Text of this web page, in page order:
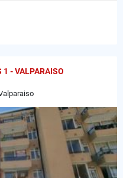
1 - VALPARAISO